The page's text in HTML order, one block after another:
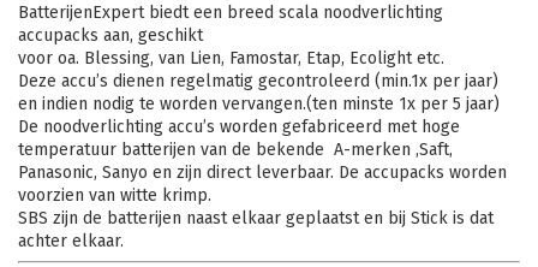
BatterijenExpert biedt een breed scala noodverlichting
accupacks aan, geschikt
voor oa. Blessing, van Lien, Famostar, Etap, Ecolight etc.
Deze accu’s dienen regelmatig gecontroleerd (min.1x per jaar)
en indien nodig te worden vervangen.(ten minste 1x per 5 jaar)
De noodverlichting accu’s worden gefabriceerd met hoge
temperatuur batterijen van de bekende A-merken ,Saft,
Panasonic, Sanyo en zijn direct leverbaar. De accupacks worden
voorzien van witte krimp.
SBS zijn de batterijen naast elkaar geplaatst en bij Stick is dat
achter elkaar.